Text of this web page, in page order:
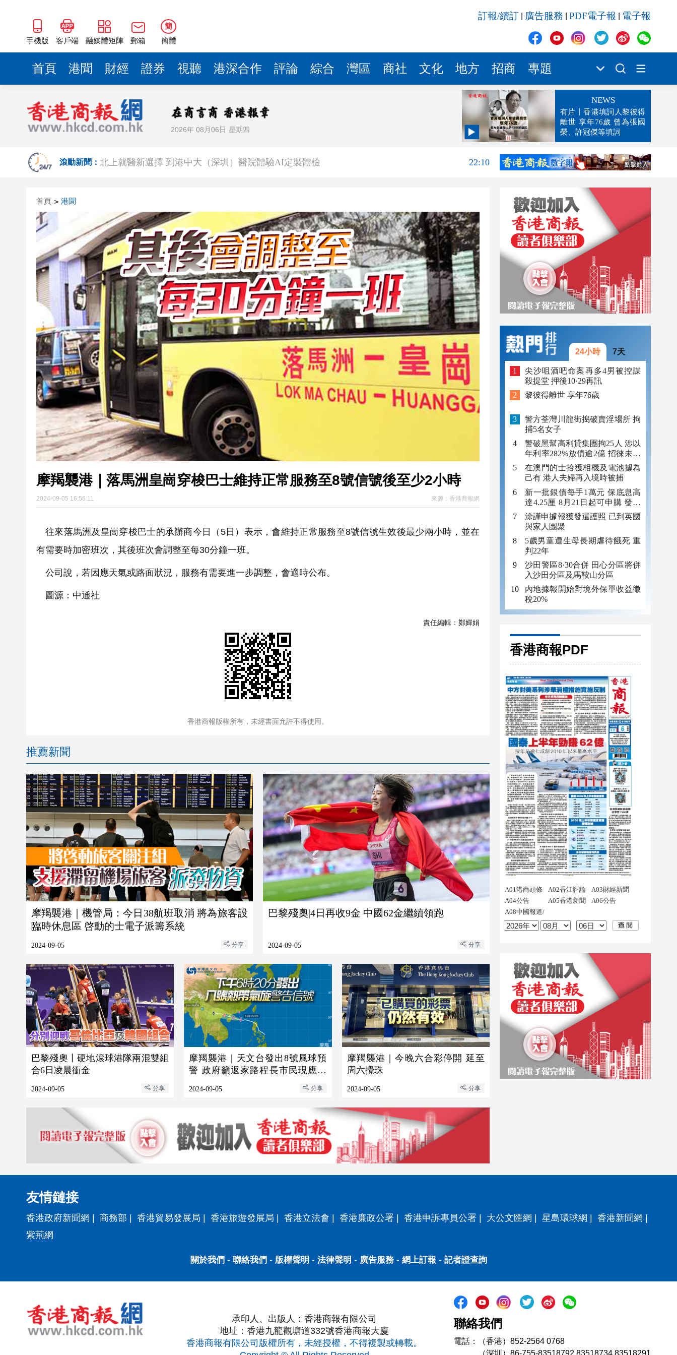
手機版 客戶端 融媒體矩陣 郵箱
簡
簡體
訂報/續訂 廣告服務 PDF電子報 電子報
首頁 港聞 財經 證券 視聽 港深合作 評論 綜合 灣區 商社 文化 地方 招商 專題
2026年 08月06日 星期四
NEWS
有片丨香港填詞人黎彼得
離世 享年76歲 曾為張國
榮、許冠傑等填詞
滾動新聞：
22:25
北上就醫新選擇 到港中大（深圳）醫院體驗AI定製體檢
22:10
今晚085期六合彩1注獨中派1911萬元
21:49
港區全國人大代表團考察安徽涇縣 調研紅色文化保護與非遺活態傳承
21:43
【議事堂】完善行政主導 破內耗握機遇
21:28
晶泰科技發布全球首個AI4S綜合平台 共建科學智能開放生態
21:05
首頁 > 港聞
摩羯襲港｜落馬洲皇崗穿梭巴士維持正常服務至8號信號後至少2小時
2024-09-05 16:56:11 來源： 香港商報網
往來落馬洲及皇崗穿梭巴士的承辦商今日（5日）表示，會維持正常服務至8號信號生效後最少兩小時，並在
有需要時加密班次，其後班次會調整至每30分鐘一班。
公司說，若因應天氣或路面狀況，服務有需要進一步調整，會適時公布。
圖源：中通社
責任編輯： 鄭嬋娟
香港商報版權所有，未經書面允許不得使用。
推薦新聞
摩羯襲港｜機管局：今日38航班取消 將為旅客設
臨時休息區 啓動的士電子派籌系統
2024-09-05 分享
巴黎殘奧|4日再收9金 中國62金繼續領跑
2024-09-05 分享
巴黎殘奧丨硬地滾球港隊兩混雙組
合6日凌晨衝金
2024-09-05 分享
摩羯襲港｜天文台發出8號風球預
警 政府籲返家路程長市民現應啟
2024-09-05 分享
摩羯襲港｜今晚六合彩停開 延至
周六攪珠
2024-09-05 分享
24小時 7天
尖沙咀酒吧命案再多4男被控謀
殺提堂 押後10·29再訊
黎彼得離世 享年76歲
警方荃灣川龍街搗破賣淫場所 拘
捕5名女子
警破黑幫高利貸集團拘25人 涉以
年利率282%放債逾2億 招徠未成
年追數
在澳門的士拾獲相機及電池據為
己有 港人夫婦再入境時被捕
新一批銀債每手1萬元 保底息高
達4.25厘 8月21日起可申購 發行
金額最多550億
涂謹申據報獲發還護照 已到英國
與家人團聚
5歲男童遭生母長期虐待餓死 重
判22年
沙田警區8·30合併 田心分區將併
入沙田分區及馬鞍山分區
內地據報開始對境外保單收益徵
稅20%
香港商報PDF
友情鏈接
香港政府新聞網 商務部 香港貿易發展局 香港旅遊發展局 香港立法會 香港廉政公署 香港申訴專員公署 大公文匯網 星島環球網 香港新聞網
紫荊網
關於我們 - 聯絡我們 - 版權聲明 - 法律聲明 - 廣告服務- 網上訂報 - 記者證查詢
承印人、出版人：香港商報有限公司
地址：香港九龍觀塘道332號香港商報大廈
香港商報有限公司版權所有，未經授權，不得複製或轉載。
聯絡我們
電話：（香港）852-2564 0768